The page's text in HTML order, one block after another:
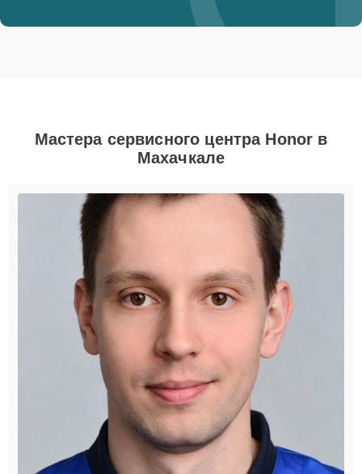
Мастера сервисного центра Honor в
Махачкале